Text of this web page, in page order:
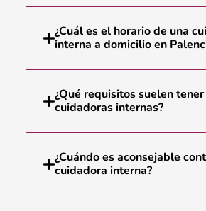
¿Cuál es el horario de una
interna a domicilio en
¿Qué requisitos suelen
cuidadoras internas?
¿Cuándo es aconsejable
cuidadora interna?